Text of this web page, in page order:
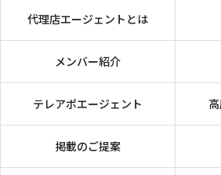
代理店エージェントとは
メンバー紹介
テレアポエージェント
掲載のご提案